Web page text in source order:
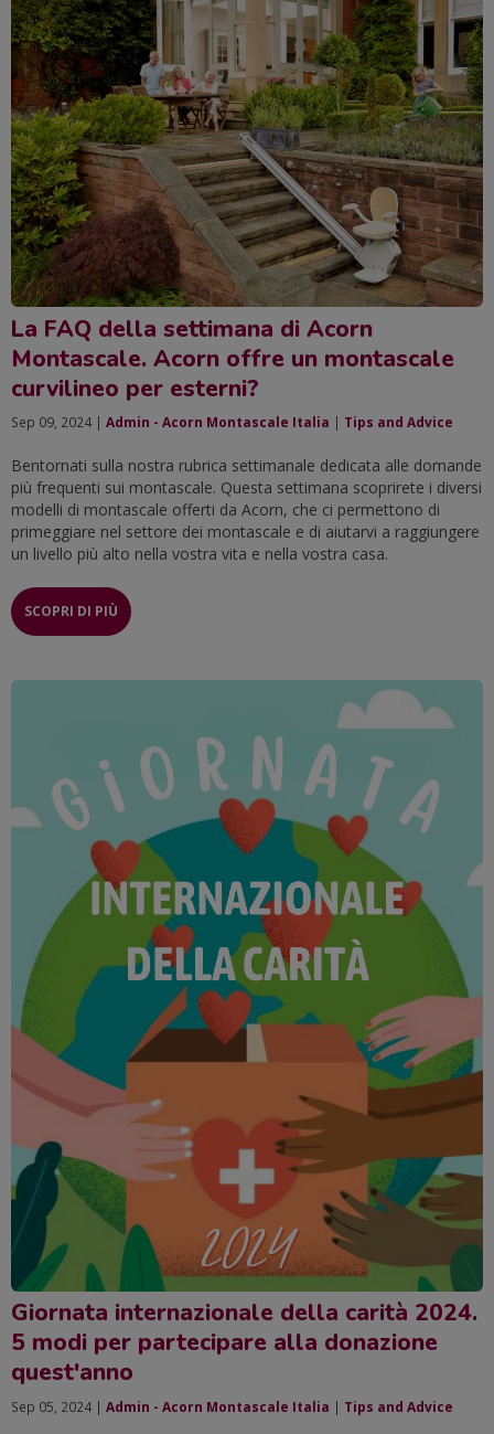
La FAQ della settimana di Acorn
Montascale. Acorn offre un montascale
curvilineo per esterni?
Sep 09, 2024 | Admin - Acorn Montascale Italia | Tips and Advice
Bentornati sulla nostra rubrica settimanale dedicata alle domande
più frequenti sui montascale. Questa settimana scoprirete i diversi
modelli di montascale offerti da Acorn, che ci permettono di
primeggiare nel settore dei montascale e di aiutarvi a raggiungere
un livello più alto nella vostra vita e nella vostra casa.
SCOPRI DI PIÙ
Giornata internazionale della carità 2024.
5 modi per partecipare alla donazione
quest'anno
Sep 05, 2024 | Admin - Acorn Montascale Italia | Tips and Advice